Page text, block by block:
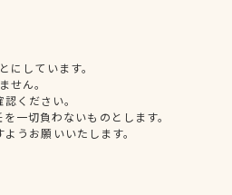
しています。
せん。
ください。
一切負わないものとします。
うお願いいたします。